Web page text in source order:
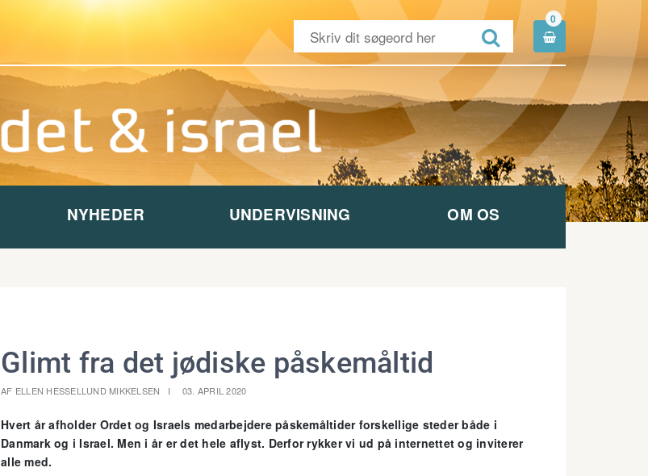

0

NYHEDER UNDERVISNING OM OS
Glimt fra det jødiske påskemåltid
AF ELLEN HESSELLUND MIKKELSEN 03. APRIL 2020
Hvert år afholder Ordet og Israels medarbejdere påskemåltider forskellige steder både i
Danmark og i Israel. Men i år er det hele aflyst. Derfor rykker vi ud på internettet og inviterer
alle med.